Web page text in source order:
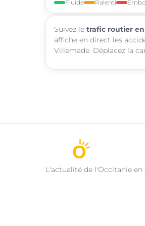
Fluide Ralenti
Suivez le trafic routier
affiche en direct les
Villemade. Déplacez la
L'actualité de l'Occitanie